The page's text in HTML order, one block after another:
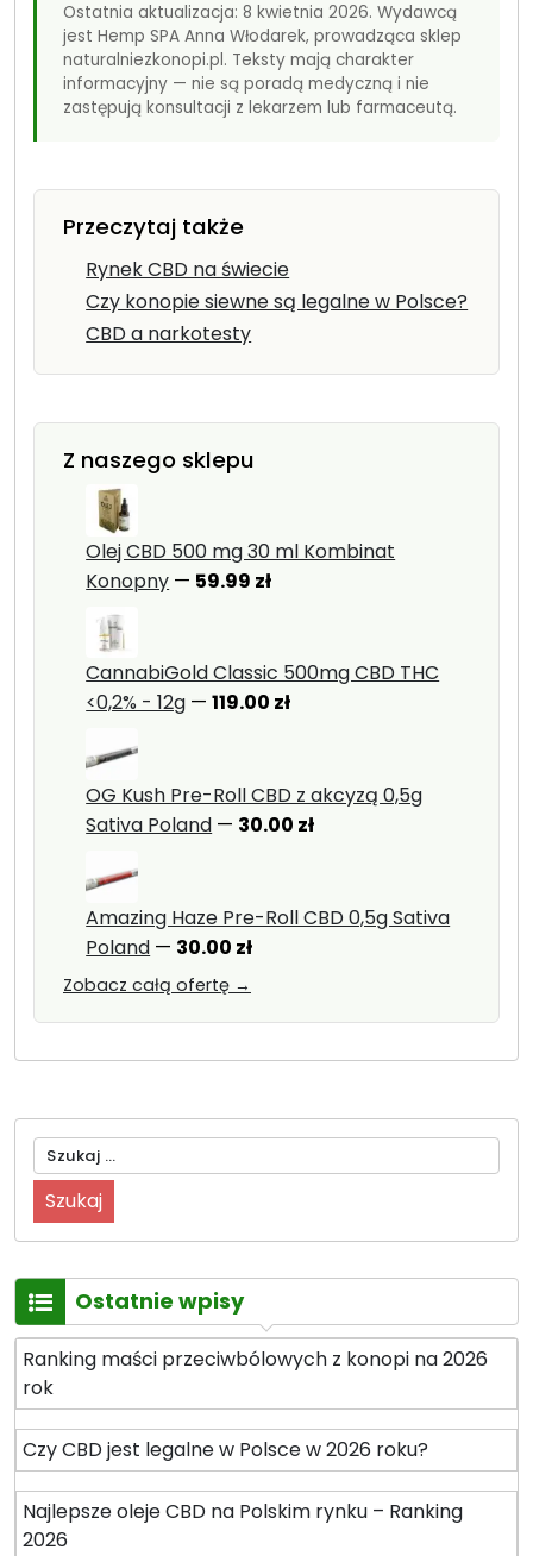
Ostatnia aktualizacja: 8 kwietnia 2026. Wydawcą
jest Hemp SPA Anna Włodarek, prowadząca sklep
naturalniezkonopi.pl. Teksty mają charakter
informacyjny — nie są poradą medyczną i nie
zastępują konsultacji z lekarzem lub farmaceutą.
Przeczytaj także
Rynek CBD na świecie
Czy konopie siewne są legalne w Polsce?
CBD a narkotesty
Z naszego sklepu
Olej CBD 500 mg 30 ml Kombinat
Konopny — 59.99 zł
CannabiGold Classic 500mg CBD THC
<0,2% - 12g —119.00 zł
OG Kush Pre-Roll CBD z akcyzą 0,5g
Sativa Poland — 30.00 zł
Amazing Haze Pre-Roll CBD 0,5g Sativa
Poland — 30.00 zł
Zobacz całą ofertę →
Szukaj:
Ostatnie wpisy
Ranking maści przeciwbólowych z konopi na 2026
rok
Czy CBD jest legalne w Polsce w 2026 roku?
Najlepsze oleje CBD na Polskim rynku – Ranking
2026